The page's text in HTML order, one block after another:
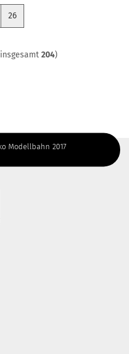
26
204)
Modellbahn 2017